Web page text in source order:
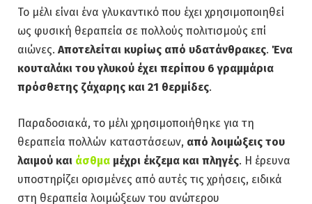
Το μέλι είναι ένα γλυκαντικό που έχει χρησιμοποιηθεί
ως φυσική θεραπεία σε πολλούς πολιτισμούς επί
αιώνες. Αποτελείται κυρίως από υδατάνθρακες. Ένα
κουταλάκι του γλυκού έχει περίπου 6 γραμμάρια
πρόσθετης ζάχαρης και 21 θερμίδες.
Παραδοσιακά, το μέλι χρησιμοποιήθηκε για τη
θεραπεία πολλών καταστάσεων, από λοιμώξεις του
λαιμού και άσθμα μέχρι έκζεμα και πληγές. Η έρευνα
υποστηρίζει ορισμένες από αυτές τις χρήσεις, ειδικά
στη θεραπεία λοιμώξεων του ανώτερου